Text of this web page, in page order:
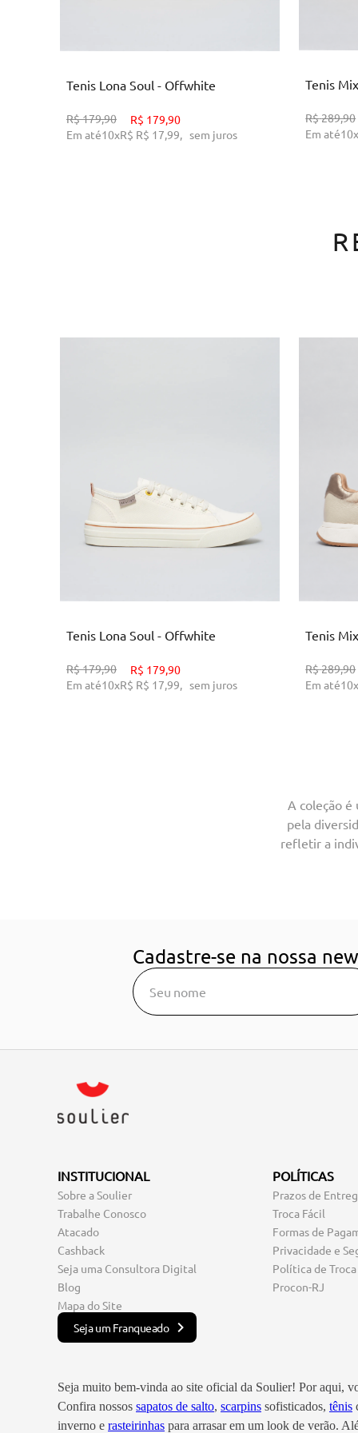
Tenis Lona Soul - Offwhite
R$179,90 R$ 179,90
Em até10xR$ R$ 17,99, sem juros
Tenis
R$289,90
Em até10
Tenis Lona Soul - Offwhite
R$179,90 R$ 179,90
Em até10xR$ R$ 17,99, sem juros
Tenis
R$289,90
Em até10
A coleção é
pela
refletir a
Cadastre-se na nossa
INSTITUCIONAL
Sobre a Soulier
Trabalhe Conosco
Atacado
Cashback
Seja uma Consultora Digital
Blog
Mapa do Site
Seja um Franqueado
POLÍTICAS
Prazos de
Troca Fácil
Formas de
Privacidade e
Política de Troca
Procon-RJ
Seja muito bem-vinda ao site oficial da Soulier! Por aqui,
Confira nossos sapatos de salto, scarpins sofisticados, tênis
inverno e rasteirinhas para arrasar em um look de verão.